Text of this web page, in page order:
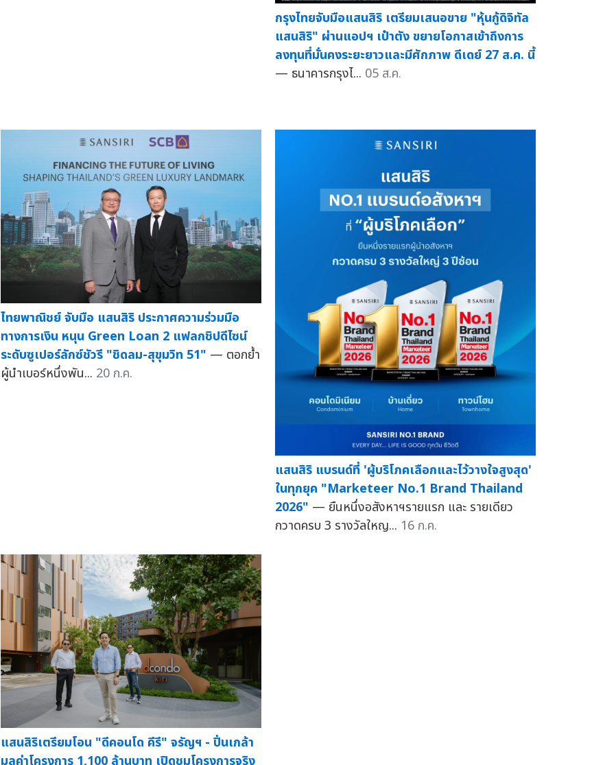
กรุงไทยจับมือแสนสิริ เตรียมเสนอขาย "หุ้นกู้ดิจิทัล
แสนสิริ" ผ่านแอปฯ เป๋าตัง ขยายโอกาสเข้าถึงการ
ลงทุนที่มั่นคงระยะยาวและมีศักภาพ ดีเดย์ 27 ส.ค. นี้
— ธนาคารกรุงไ... 05 ส.ค.
ไทยพาณิชย์ จับมือ แสนสิริ ประกาศความร่วมมือ
ทางการเงิน หนุน Green Loan 2 แฟลกชิปดีไซน์
ระดับซูเปอร์ลักซ์ชัวรี "ชิดลม-สุขุมวิท 51" — ตอกย้ำ
ผู้นำเบอร์หนึ่งพัน... 20 ก.ค.
แสนสิริ แบรนด์ที่ 'ผู้บริโภคเลือกและไว้วางใจสูงสุด'
ในทุกยุค "Marketeer No.1 Brand Thailand
2026" — ยืนหนึ่งอสังหาฯรายแรก และ รายเดียว
กวาดครบ 3 รางวัลใหญ... 16 ก.ค.
แสนสิริเตรียมโอน "ดีคอนโด คีรี" จรัญฯ - ปิ่นเกล้า